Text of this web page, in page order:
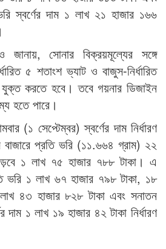
স্বর্ণের দাম ১ লাখ ২১ হাজার ১৬৬
জানায়, সোনার বিক্রয়মূল্যের সঙ্গে
৫ শতাংশ ভ্যাট ও বাজুস-নির্ধারিত
করতে হবে। তবে গয়নার ডিজাইন
হতে পারে।
(১ সেপ্টেম্বর) স্বর্ণের দাম নির্ধারণ
প্রতি ভরি (১১.৬৬৪ গ্রাম) ২২
১ লাখ ৭৫ হাজার ৭৮৮ টাকা। এ
ভরি ১ লাখ ৬৭ হাজার ৭৯৮ টাকা, ১৮
৪৩ হাজার ৮২৮ টাকা এবং সনাতন
দাম ১ লাখ ১৯ হাজার ৪২ টাকা নির্ধারণ